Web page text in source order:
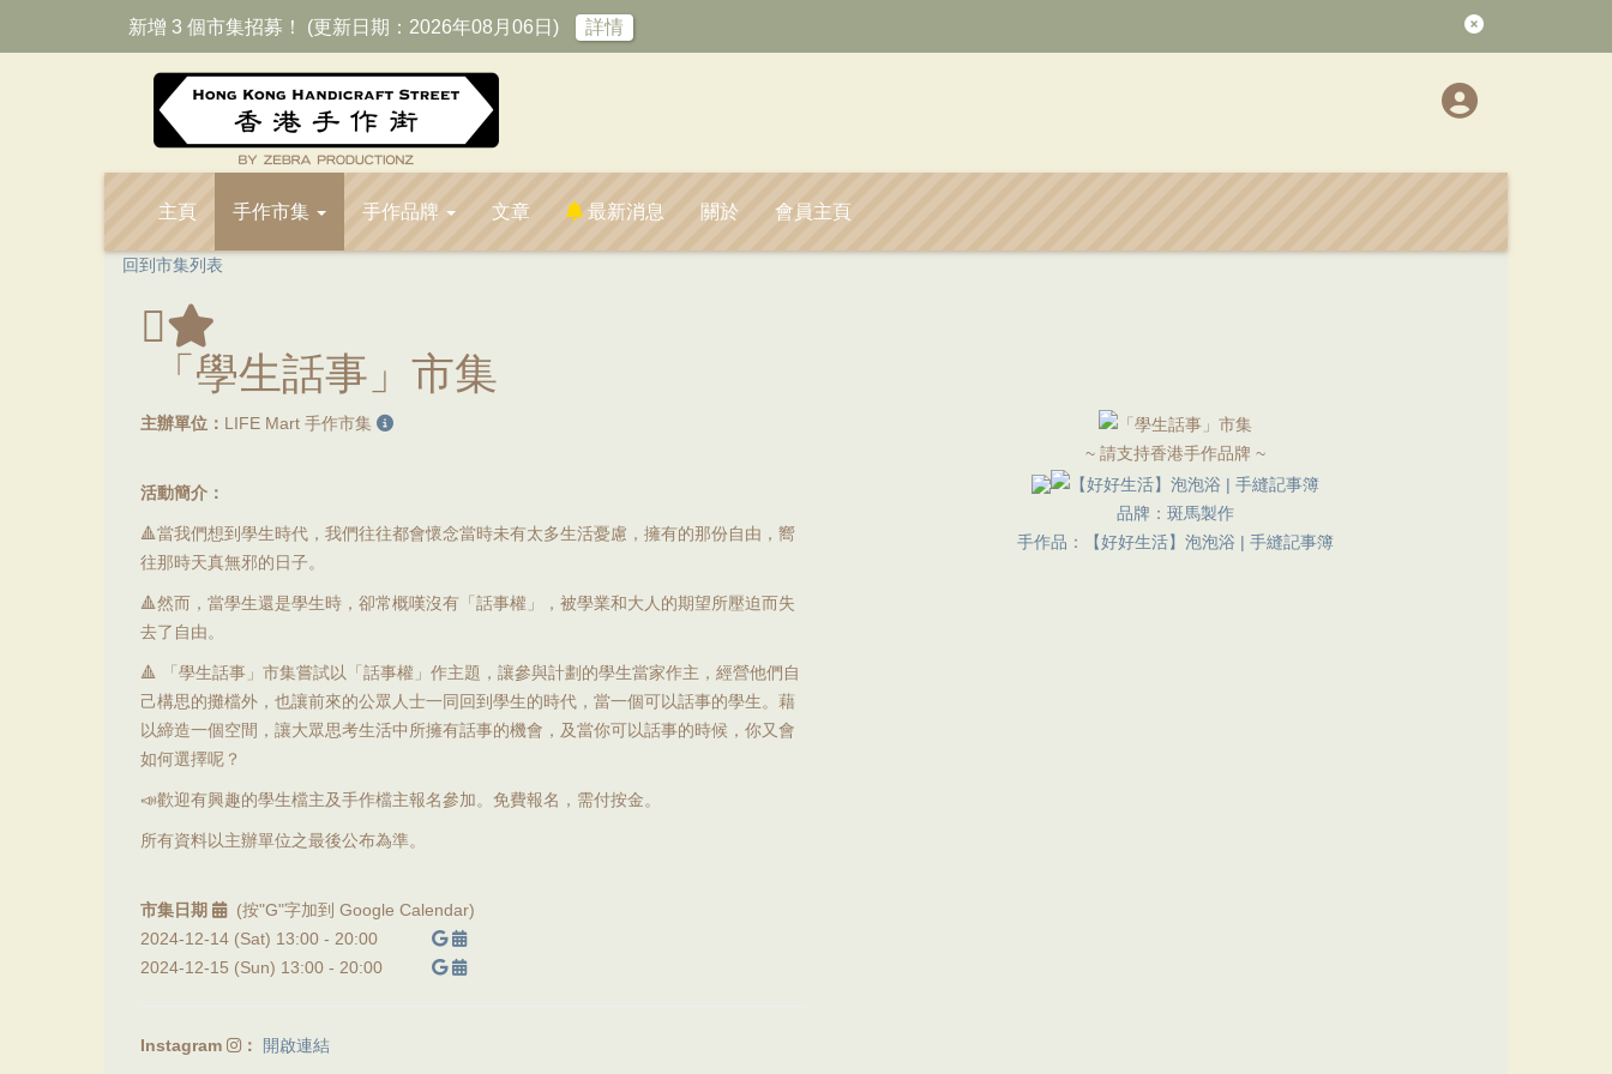
新增 3 個市集招募！ (更新日期：2026年08月06日) 詳情
主頁 手作市集 手作品牌 文章 最新消息 關於 會員主頁
回到市集列表
「學生話事」市集
~ 請支持香港手作品牌 ~
品牌：斑馬製作
手作品：【好好生活】泡泡浴 | 手縫記事簿
主辦單位： LIFE Mart 手作市集
活動簡介：
🔺當我們想到學生時代，我們往往都會懷念當時未有太多生活憂慮，擁有的那份自由，嚮
往那時天真無邪的日子。
🔺然而，當學生還是學生時，卻常概嘆沒有「話事權」，被學業和大人的期望所壓迫而失
去了自由。
🔺 「學生話事」市集嘗試以「話事權」作主題，讓參與計劃的學生當家作主，經營他們自
己構思的攤檔外，也讓前來的公眾人士一同回到學生的時代，當一個可以話事的學生。藉
以締造一個空間，讓大眾思考生活中所擁有話事的機會，及當你可以話事的時候，你又會
如何選擇呢？
📣歡迎有興趣的學生檔主及手作檔主報名參加。免費報名，需付按金。
所有資料以主辦單位之最後公布為準。
市集日期
(按"G"字加到 Google Calendar)
2024-12-14 (Sat) 13:00 - 20:00
2024-12-15 (Sun) 13:00 - 20:00
Instagram ： 開啟連結